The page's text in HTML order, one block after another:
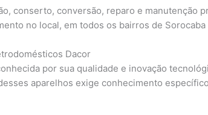
conserto, conversão, reparo e manutenção
no local, em todos os bairros de
Dacor
por sua qualidade e inovação
aparelhos exige conhecimento